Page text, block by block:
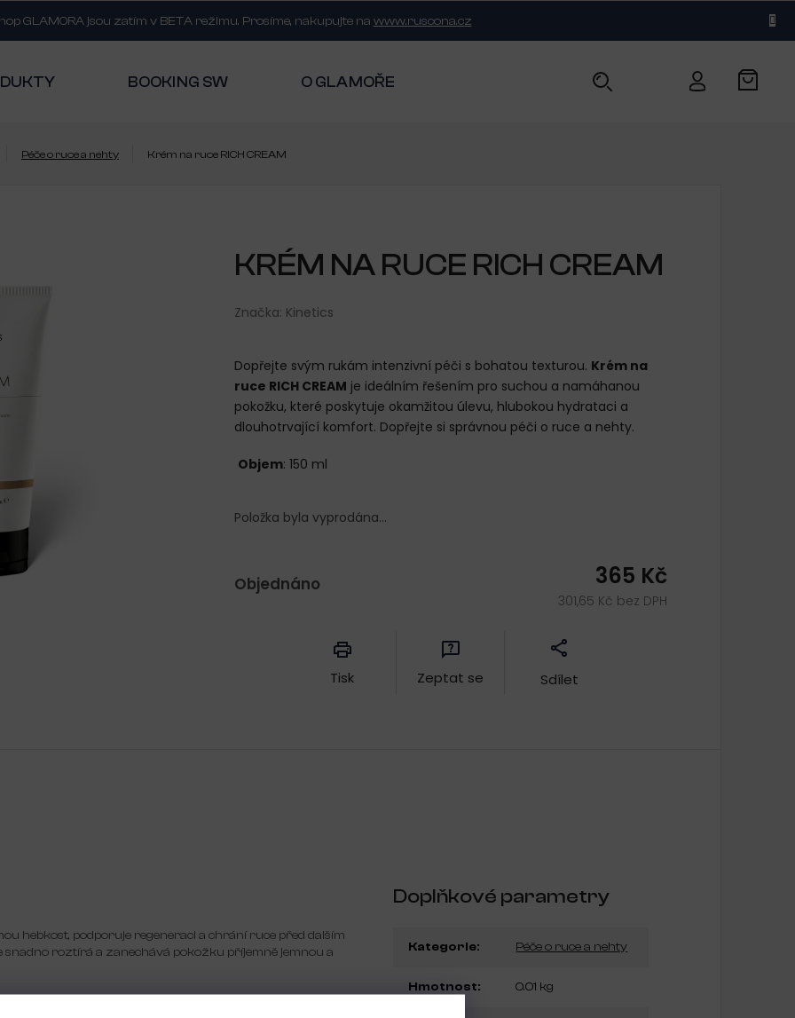
GLAMORA jsou zatím v BETA režimu. Prosíme, nakupujte na www.ruscona.cz
BOOKING SW O GLAMOŘE KONTAKT
Péče o ruce a nehty Krém na ruce RICH CREAM
KRÉM NA RUCE RICH CREAM
Značka: Kinetics
365 Kč
301,65 Kč bez DPH
Objednáno
Položka byla vyprodána…
Dopřejte svým rukám intenzivní péči s bohatou texturou. Krém na
ruce RICH CREAM je ideálním řešením pro suchou a namáhanou
pokožku, které poskytuje okamžitou úlevu, hlubokou hydrataci a
dlouhotrvající komfort. Dopřejte si správnou péči o ruce a nehty.
Objem: 150 ml
Tisk Zeptat se Sdílet
hebkost, podporuje regeneraci a chrání ruce před dalším
roztírá a zanechává pokožku příjemně jemnou a
potřebují extra dávku péče a ochrany.
Doplňkové parametry
Kategorie: Péče o ruce a nehty
Hmotnost: 0.01 kg